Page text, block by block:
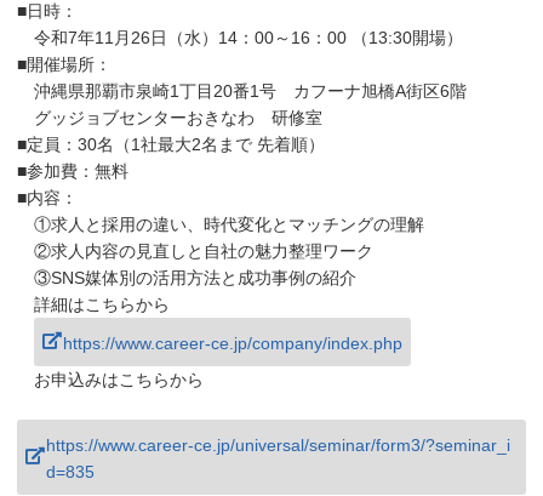
■日時：
令和7年11月26日（水）14：00～16：00 （13:30開場）
■開催場所：
沖縄県那覇市泉崎1丁目20番1号 カフーナ旭橋A街区6階
グッジョブセンターおきなわ 研修室
■定員：30名（1社最大2名まで 先着順）
■参加費：無料
■内容：
①求人と採用の違い、時代変化とマッチングの理解
②求人内容の見直しと自社の魅力整理ワーク
③SNS媒体別の活用方法と成功事例の紹介
詳細はこちらから
https://www.career-ce.jp/company/index.php
お申込みはこちらから
https://www.career-ce.jp/universal/seminar/form3/?seminar_i
d=835